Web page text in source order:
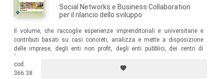
Social Networks e Business Collaboration
per il rilancio dello sviluppo
Il volume, che raccoglie esperienze imprenditoriali e universitarie e
contributi basati su casi concreti, analizza e mette a disposizione
delle imprese, degli enti non profit, degli enti pubblici, dei centri di
delle professioni, con lo scopo di aiutare a costruire nuove opportunità
di crescita, di innovazione e di forza competitiva.
cod.
366.38